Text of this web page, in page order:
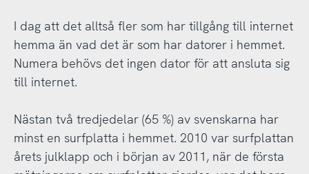
I dag att det alltså fler som har tillgång till internet
hemma än vad det är som har datorer i hemmet.
Numera behövs det ingen dator för att ansluta sig
till internet.
Nästan två tredjedelar (65 %) av svenskarna har
minst en surfplatta i hemmet. 2010 var surfplattan
årets julklapp och i början av 2011, när de första